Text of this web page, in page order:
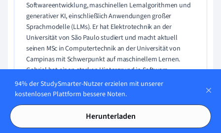
Softwareentwicklung, maschinellen Lernalgorithmen und
generativer KI, einschließlich Anwendungen großer
Sprachmodelle (LLMs). Er hat Elektrotechnik an der
Universität von São Paulo studiert und macht aktuell
seinen MSc in Computertechnik an der Universität von
Campinas mit Schwerpunkt auf maschinellem Lernen.
Gabriel hat einen starken Hintergrund in Software-
Engineering und hat an Projekten zu Computer Vision,
Embedded AI und LLM-Anwendungen gearbeitet.
Lerne Gabriel kennen
94% der StudySmarter-Nutzer erzielen mit unserer
kostenlosen Plattform bessere Noten.
Herunterladen